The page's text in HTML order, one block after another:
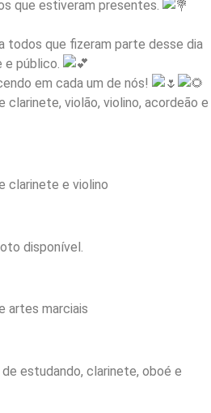
que estiveram presentes.
todos que fizeram parte desse dia
e público.
em cada um de nós!